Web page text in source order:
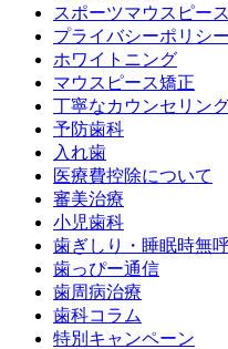
スポーツマウスピース
プライバシーポリシー
ホワイトニング
マウスピース矯正
丁寧なカウンセリン
予防歯科
入れ歯
医療費控除について
審美治療
小児歯科
歯ぎしり・睡眠時無
歯っぴー通信
歯周病治療
歯科コラム
特別キャンペーン